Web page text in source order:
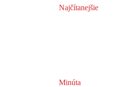
Najčítanejšie
Minúta